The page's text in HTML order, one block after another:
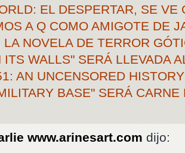
EL DESPERTAR, SE VE
A Q COMO AMIGOTE DE
LA NOVELA DE TERROR
ITS WALLS" SERÁ LLEVADA
AN UNCENSORED
BASE" SERÁ
www.arinesart.com dijo: